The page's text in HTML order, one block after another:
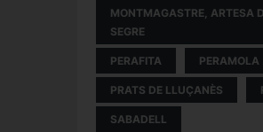
MONTMAGASTRE, ARTESA
SEGRE
PERAFITA PERAMOLA
PRATS DE LLUÇANÈS
SABADELL